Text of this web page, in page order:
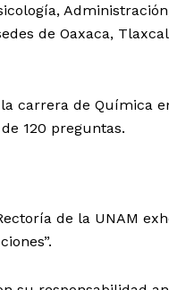
de Oaxaca,
carrera de Química
120 preguntas.
de la UNAM